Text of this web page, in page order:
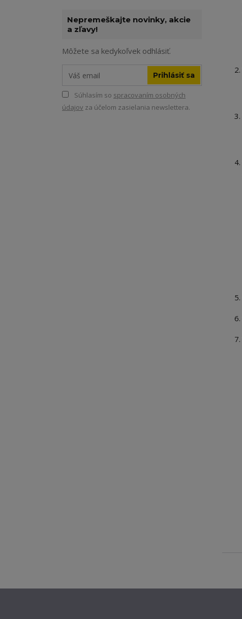
Nepremeškajte novinky, akcie
a zľavy!
Môžete sa kedykoľvek odhlásiť.
Prihlásiť sa
Súhlasím so spracovaním osobných
údajov za účelom zasielania newslettera.